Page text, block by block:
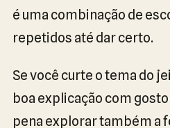
é uma combinação de
repetidos até dar certo.
Se você curte o tema do
boa explicação com
pena explorar também a